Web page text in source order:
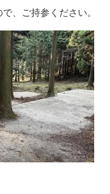
、ご持参ください。